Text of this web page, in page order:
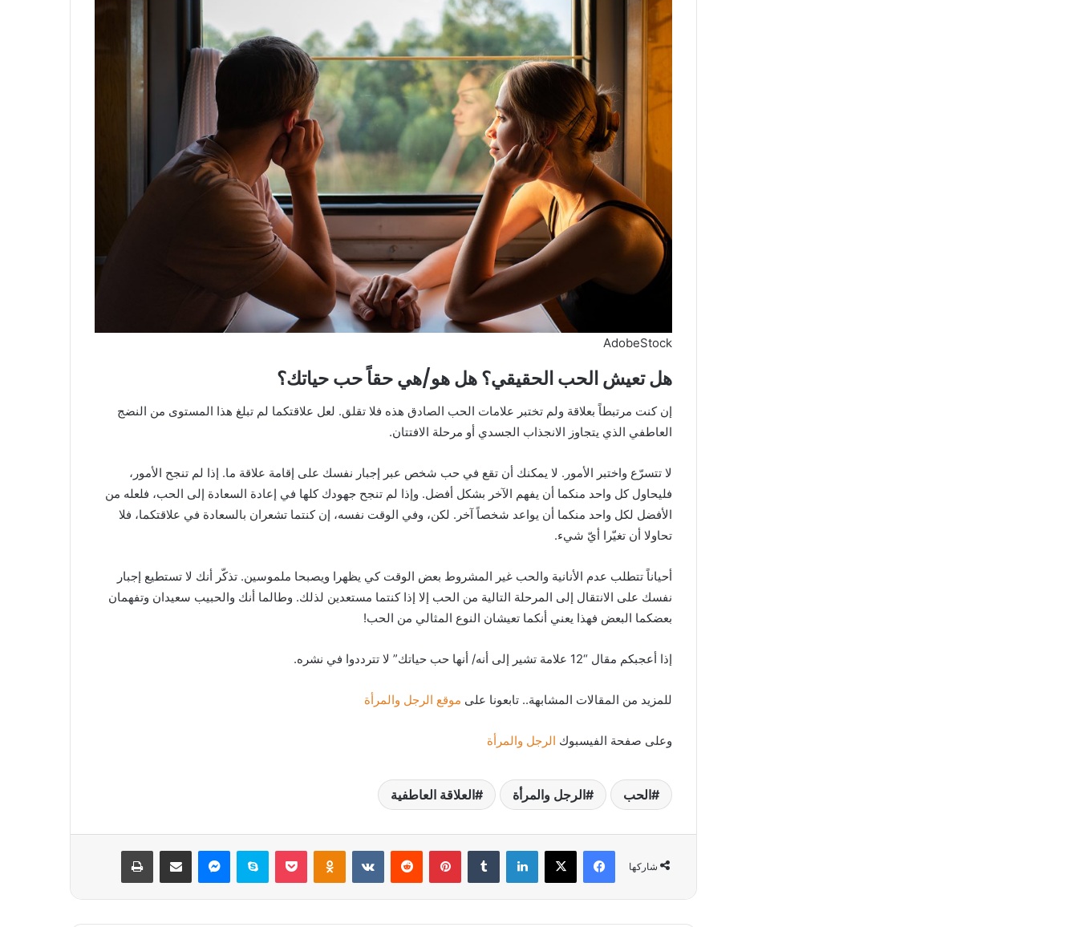
AdobeStock
هل تعيش الحب الحقيقي؟ هل هو/هي حقاً حب حياتك؟
إن كنت مرتبطاً بعلاقة ولم تختبر علامات الحب الصادق هذه فلا تقلق. لعل علاقتكما لم تبلغ هذا المستوى من النضج
العاطفي الذي يتجاوز الانجذاب الجسدي أو مرحلة الافتتان.
لا تتسرّع واختبر الأمور. لا يمكنك أن تقع في حب شخص عبر إجبار نفسك على إقامة علاقة ما. إذا لم تنجح الأمور،
فليحاول كل واحد منكما أن يفهم الآخر بشكل أفضل. وإذا لم تنجح جهودك كلها في إعادة السعادة إلى الحب، فلعله من
الأفضل لكل واحد منكما أن يواعد شخصاً آخر. لكن، وفي الوقت نفسه، إن كنتما تشعران بالسعادة في علاقتكما، فلا
تحاولا أن تغيّرا أيّ شيء.
أحياناً تتطلب عدم الأنانية والحب غير المشروط بعض الوقت كي يظهرا ويصبحا ملموسين. تذكّر أنك لا تستطيع إجبار
نفسك على الانتقال إلى المرحلة التالية من الحب إلا إذا كنتما مستعدين لذلك. وطالما أنك والحبيب سعيدان وتفهمان
بعضكما البعض فهذا يعني أنكما تعيشان النوع المثالي من الحب!
إذا أعجبكم مقال “12 علامة تشير إلى أنه/ أنها حب حياتك” لا تترددوا في نشره.
للمزيد من المقالات المشابهة.. تابعونا على موقع الرجل والمرأة
وعلى صفحة الفيسبوك الرجل والمرأة
الحب الرجل والمرأة العلاقة العاطفية
شاركها
فيسبوك X لينكدإن بينتيريست Odnoklassniki
بوكيت سكايب ماسنجر مشاركة عبر البريد طباعة